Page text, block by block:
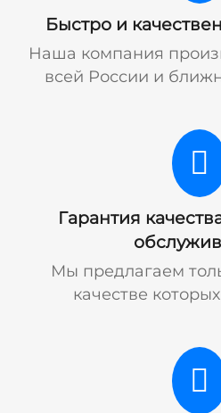
Быстро и
Наша компания
всей России и
Гарантия
Мы предлагаем
качестве